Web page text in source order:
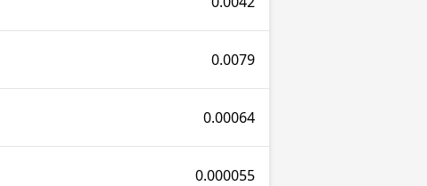
0.0079
0.00064
0.000055